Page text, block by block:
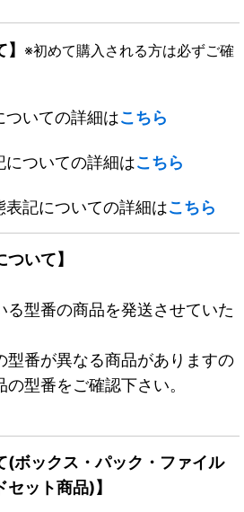
※初めて購入される方は必ずご確
いての詳細はこちら
ついての詳細はこちら
記についての詳細はこちら
いて】
る型番の商品を発送させていた
型番が異なる商品がありますの
型番をご確認下さい。
(ボックス・パック・ファイル
ット商品)】